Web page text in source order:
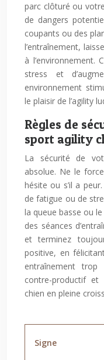
parc clôturé ou
de dangers
coupants ou des
l’entraînement,
à l’environnement.
stress et
environnement
le plaisir de l’agility
Règles de
sport agility
La sécurité de
absolue. Ne le
hésite ou s’il a
de fatigue ou de
la queue basse ou
des séances
et terminez
positive, en
entraînement
contre-productif
chien en pleine
Signe